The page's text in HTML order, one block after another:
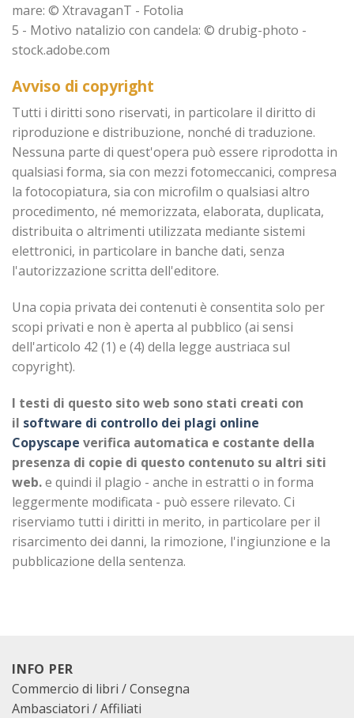
mare: © XtravaganT - Fotolia
5 - Motivo natalizio con candela: © drubig-photo -
stock.adobe.com
Avviso di copyright
Tutti i diritti sono riservati, in particolare il diritto di
riproduzione e distribuzione, nonché di traduzione.
Nessuna parte di quest'opera può essere riprodotta in
qualsiasi forma, sia con mezzi fotomeccanici, compresa
la fotocopiatura, sia con microfilm o qualsiasi altro
procedimento, né memorizzata, elaborata, duplicata,
distribuita o altrimenti utilizzata mediante sistemi
elettronici, in particolare in banche dati, senza
l'autorizzazione scritta dell'editore.
Una copia privata dei contenuti è consentita solo per
scopi privati e non è aperta al pubblico (ai sensi
dell'articolo 42 (1) e (4) della legge austriaca sul
copyright).
I testi di questo sito web sono stati creati con
il software di controllo dei plagi online
Copyscape verifica automatica e costante della
presenza di copie di questo contenuto su altri siti
web.e quindi il plagio - anche in estratti o in forma
leggermente modificata - può essere rilevato. Ci
riserviamo tutti i diritti in merito, in particolare per il
risarcimento dei danni, la rimozione, l'ingiunzione e la
pubblicazione della sentenza.
INFO PER
Commercio di libri / Consegna
Ambasciatori / Affiliati